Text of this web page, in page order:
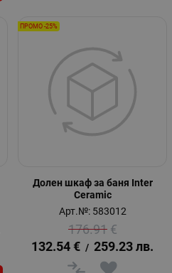
Долен шкаф за баня Inter
Ceramic
Арт.№: 583012
176.91 €
132.54 € / 259.23 лв.
ПРОМО -25%